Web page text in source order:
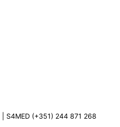
S4MED (+351) 244 871 268